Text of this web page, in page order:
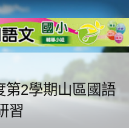
第2學期山區國語
習